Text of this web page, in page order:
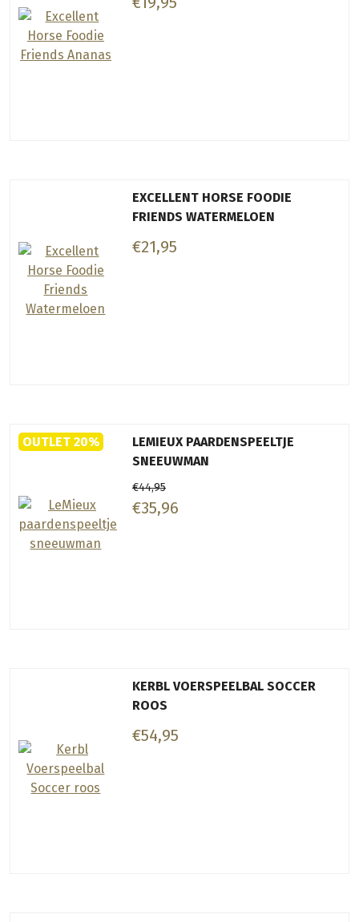
EXCELLENT HORSE FOODIE
FRIENDS WATERMELOEN
€21,95
OUTLET 20%
LEMIEUX PAARDENSPEELTJE
SNEEUWMAN
€44,95
€35,96
KERBL VOERSPEELBAL SOCCER
ROOS
€54,95